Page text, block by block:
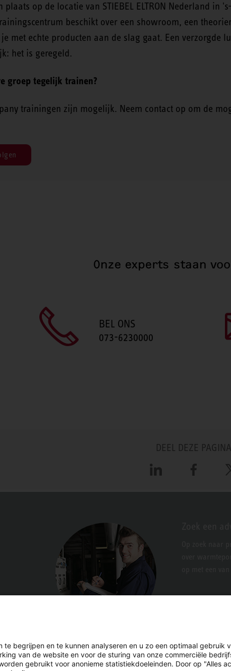
op de locatie van STIEBEL ELTRON Nederland in 's-
beschikt over een showroom, een
met echte producten aan de slag gaat. Een verzorgde
het is geregeld.
groep tegelijk trainen?
trainingen zijn mogelijk. Neem contact op om de
Onze experts staan
BEL ONS
073-6230000
DEEL DEZE PAGINA
LinkedIn Facebook
te begrijpen en te kunnen analyseren en u zo een optimaal gebruik
van de website en voor de sturing van onze commerciële
gebruikt voor anonieme statistiekdoeleinden. Door op "Alles